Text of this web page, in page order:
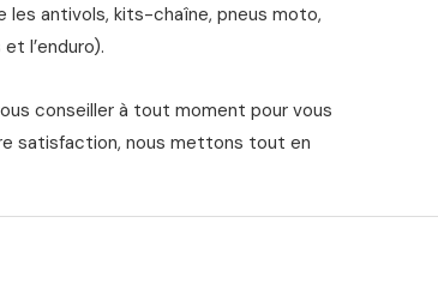
les antivols, kits-chaîne, pneus moto,
l’enduro).
conseiller à tout moment pour vous
satisfaction, nous mettons tout en